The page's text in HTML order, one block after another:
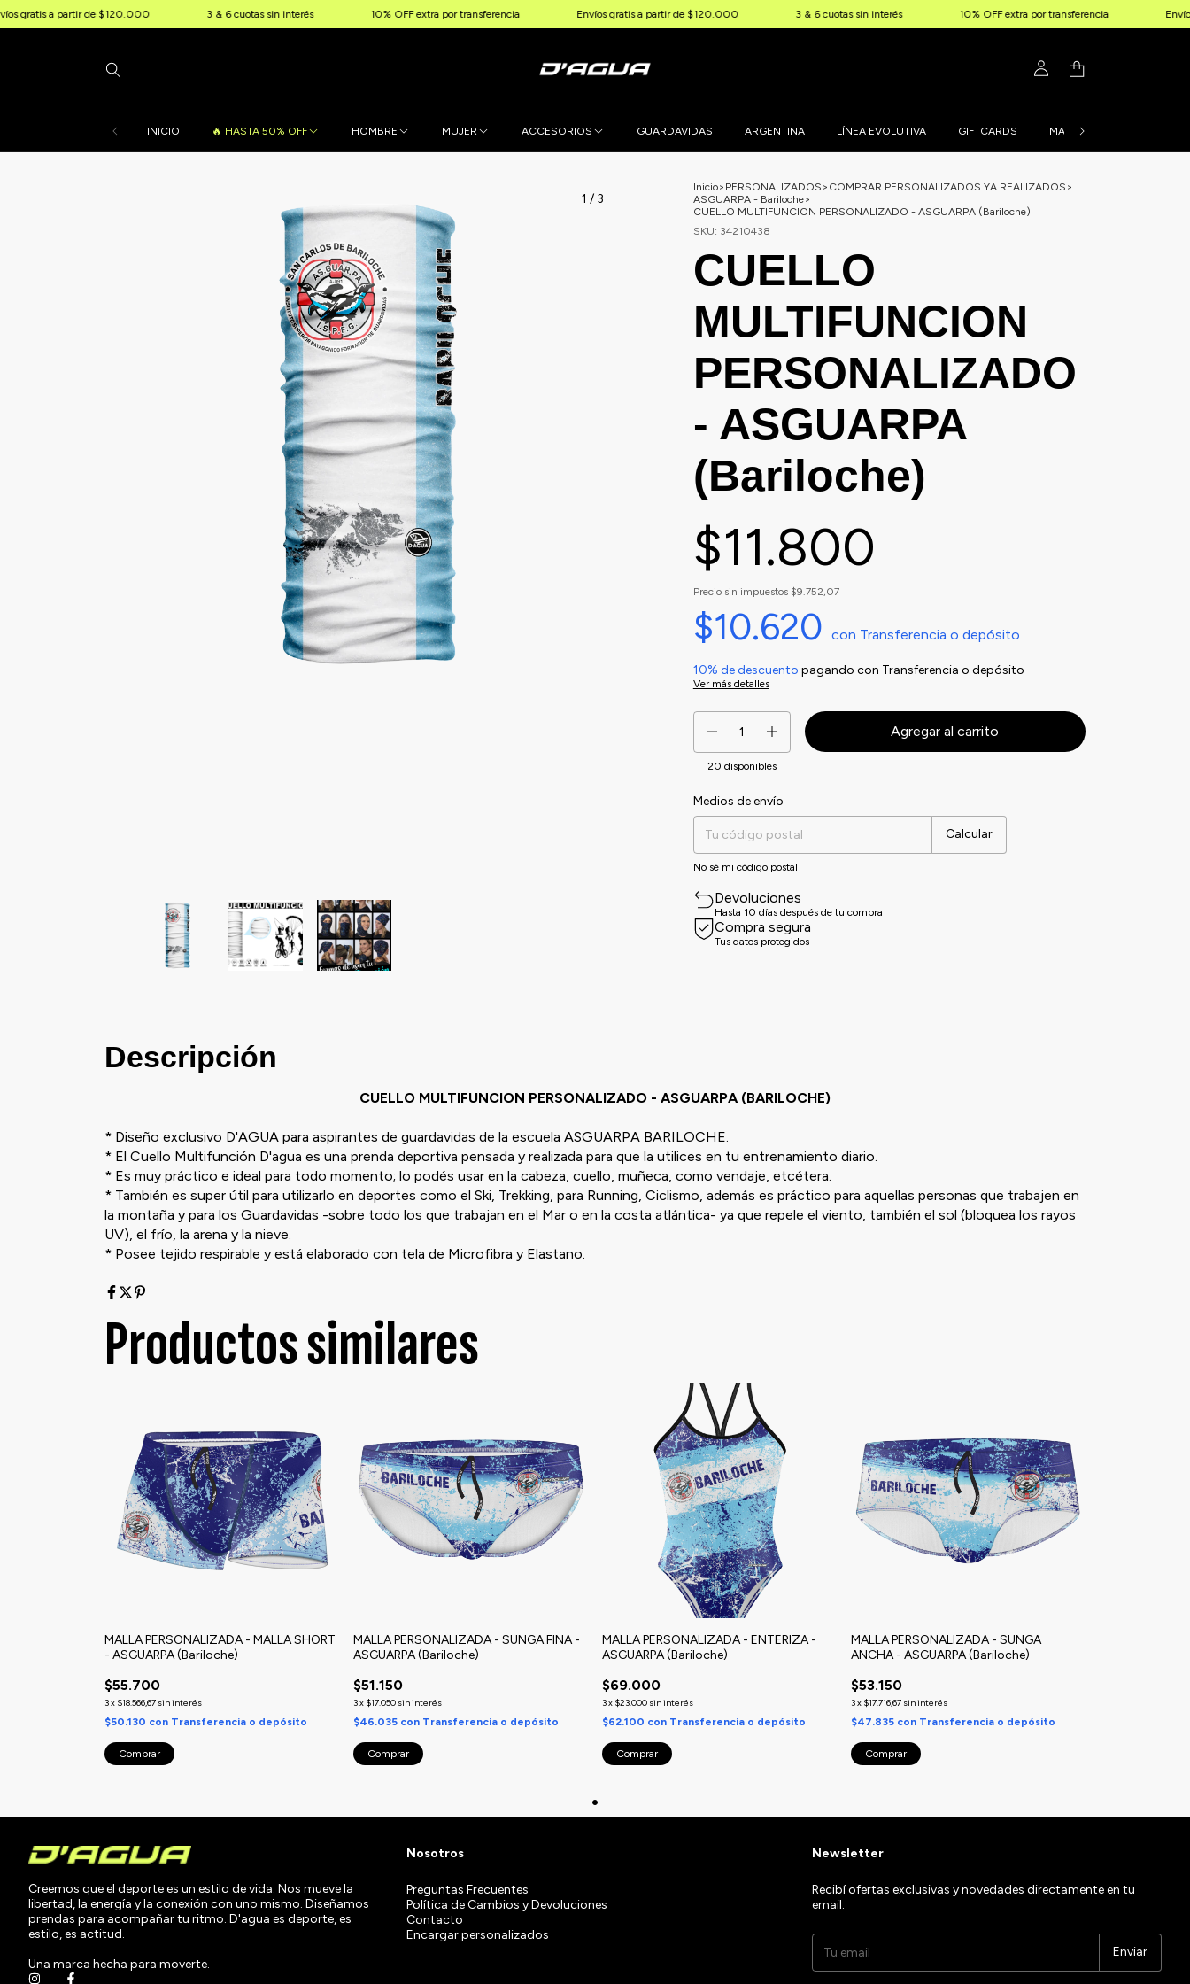
partir de $120.000 3 & 6 cuotas sin interés 10% OFF extra por transferencia Envíos gratis a partir de $120.000 3 & 6 cuotas sin interés 10% OFF extra por transferencia Envíos gratis a
INICIO 🔥 HASTA 50% OFF HOMBRE MUJER ACCESORIOS GUARDAVIDAS ARGENTINA LÍNEA EVOLUTIVA GIFTCARDS MALLAS PERSONALIZADAS
1 / 3
Inicio> PERSONALIZADOS > COMPRAR PERSONALIZADOS YA REALIZADOS >
ASGUARPA - Bariloche>
CUELLO MULTIFUNCION PERSONALIZADO - ASGUARPA (Bariloche)
SKU: 34210438
CUELLO
MULTIFUNCION
PERSONALIZADO
- ASGUARPA
(Bariloche)
$11.800
Precio sin impuestos $9.752,07
$10.620 con Transferencia o depósito
10% de descuento pagando con Transferencia o depósito
Ver más detalles
20 disponibles
Entregas para el CP:
Medios de envío
Calcular
No sé mi código postal
Devoluciones
Hasta 10 días después de tu compra
Compra segura
Tus datos protegidos
Descripción
CUELLO MULTIFUNCION PERSONALIZADO - ASGUARPA (BARILOCHE)
* Diseño exclusivo D'AGUA para aspirantes de guardavidas de la escuela ASGUARPA BARILOCHE.
* El Cuello Multifunción D'agua es una prenda deportiva pensada y realizada para que la utilices en tu entrenamiento diario.
* Es muy práctico e ideal para todo momento; lo podés usar en la cabeza, cuello, muñeca, como vendaje, etcétera.
* También es super útil para utilizarlo en deportes como el Ski, Trekking, para Running, Ciclismo, además es práctico para aquellas personas que trabajen en
la montaña y para los Guardavidas -sobre todo los que trabajan en el Mar o en la costa atlántica- ya que repele el viento, también el sol (bloquea los rayos
UV), el frío, la arena y la nieve.
* Posee tejido respirable y está elaborado con tela de Microfibra y Elastano.
Productos similares
MALLA PERSONALIZADA - MALLA SHORT
- ASGUARPA (Bariloche)
$55.700
3x $18.566,67 sin interés
$50.130 con Transferencia o depósito
Comprar
MALLA PERSONALIZADA - SUNGA FINA -
ASGUARPA (Bariloche)
$51.150
3x $17.050 sin interés
$46.035 con Transferencia o depósito
Comprar
MALLA PERSONALIZADA - ENTERIZA -
ASGUARPA (Bariloche)
$69.000
3x $23.000 sin interés
$62.100 con Transferencia o depósito
Comprar
MALLA PERSONALIZADA - SUNGA
ANCHA - ASGUARPA (Bariloche)
$53.150
3x $17.716,67 sin interés
$47.835 con Transferencia o depósito
Comprar
Creemos que el deporte es un estilo de vida. Nos mueve la
libertad, la energía y la conexión con uno mismo. Diseñamos
prendas para acompañar tu ritmo. D'agua es deporte, es
estilo, es actitud.
Una marca hecha para moverte.
Nosotros
Preguntas Frecuentes
Política de Cambios y Devoluciones
Contacto
Encargar personalizados
Newsletter
Recibí ofertas exclusivas y novedades directamente en tu
email.